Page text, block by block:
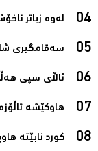
لەوە زیاتر
سەقامگیری
ئاڵای سپی
هاوکێشە
کورد نابێتە